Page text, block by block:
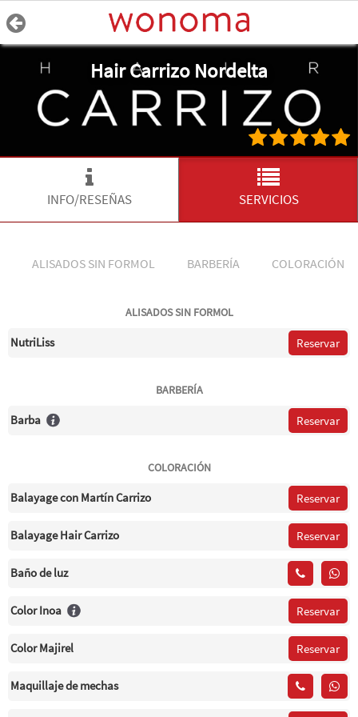
Hair Carrizo Nordelta
INFO/RESEÑAS SERVICIOS
ALISADOS SIN FORMOL BARBERÍA COLORACIÓN
ALISADOS SIN FORMOL
NutriLiss Reservar
BARBERÍA
Barba Reservar
COLORACIÓN
Balayage con Martín Carrizo Reservar
Balayage Hair Carrizo Reservar
Baño de luz
Color Inoa Reservar
Color Majirel Reservar
Maquillaje de mechas